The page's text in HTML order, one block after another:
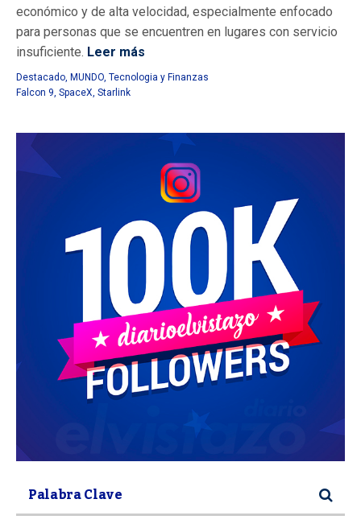
económico y de alta velocidad, especialmente enfocado
para personas que se encuentren en lugares con servicio
insuficiente. Leer más
Destacado MUNDO Tecnologia y Finanzas
Falcon 9 SpaceX Starlink